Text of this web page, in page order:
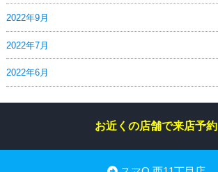
2022年9月
2022年7月
2022年6月
お近くの店舗で来店予約